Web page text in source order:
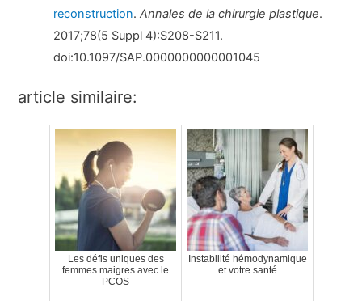
reconstruction.Annales de la chirurgie plastique.
2017;78(5 Suppl 4):S208-S211.
doi:10.1097/SAP.0000000000001045
article similaire:
Les défis uniques des
femmes maigres avec le
PCOS
Instabilité hémodynamique
et votre santé